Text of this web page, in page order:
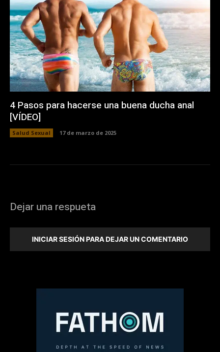
4 Pasos para hacerse una buena ducha anal
[VÍDEO]
Salud Sexual 17 de marzo de 2025
Dejar una respueta
INICIAR SESIÓN PARA DEJAR UN COMENTARIO